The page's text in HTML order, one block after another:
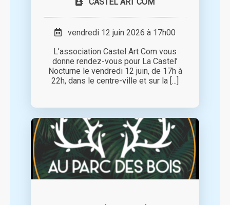
vendredi 12 juin 2026 à 17h00
L’association Castel Art Com vous
donne rendez-vous pour La Castel’
Nocturne le vendredi 12 juin, de 17h à
22h, dans le centre-ville et sur la [...]